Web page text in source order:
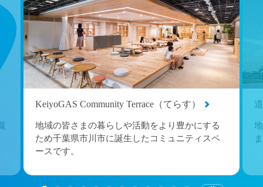
KeiyoGAS Community Terrace（てらす）
地域の皆さまの暮らしや活動をより豊かにする
ため千葉県市川市に誕生したコミュニティスペ
ースです。